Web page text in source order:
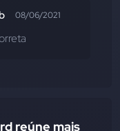
08/06/2021
reúne mais